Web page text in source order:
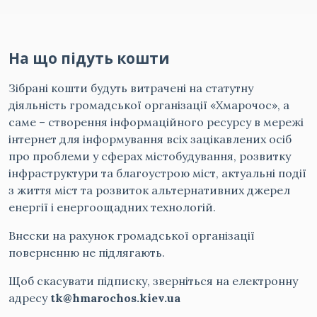
На що підуть кошти
Зібрані кошти будуть витрачені на статутну
діяльність громадської організації «Хмарочос», а
саме – створення інформаційного ресурсу в мережі
інтернет для інформування всіх зацікавлених осіб
про проблеми у сферах містобудування, розвитку
інфраструктури та благоустрою міст, актуальні події
з життя міст та розвиток альтернативних джерел
енергії і енергоощадних технологій.
Внески на рахунок громадської організації
поверненню не підлягають.
Щоб скасувати підписку, зверніться на електронну
адресу tk@hmarochos.kiev.ua